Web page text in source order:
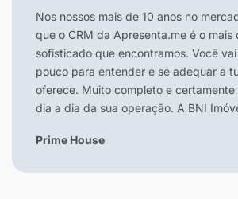
Nos nossos mais de 10 anos no
que o CRM da Apresenta.me é o mais
sofisticado que encontramos. Você
pouco para entender e se adequar a
oferece. Muito completo e
dia a dia da sua operação. A BNI
Prime House